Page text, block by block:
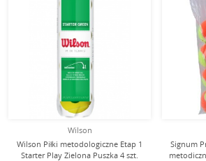
Wilson
Wilson Piłki metodologiczne Etap 1
Starter Play Zielona Puszka 4 szt.
Signum